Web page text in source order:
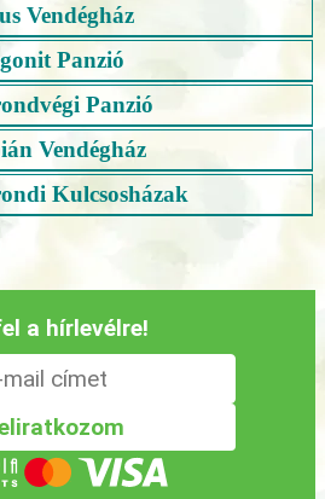
Vendégház
Panzió
Panzió
Vendégház
Kulcsosházak
a hírlevélre!